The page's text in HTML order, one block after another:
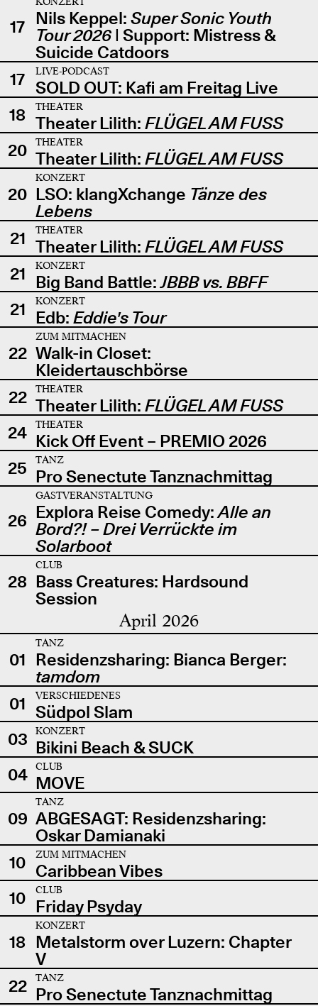
17 Nils Keppel: Super Sonic Youth
Tour 2026| Support: Mistress &
Suicide Catdoors
17
LIVE-PODCAST
SOLD OUT: Kafi am Freitag Live
18
THEATER
Theater Lilith: FLÜGEL AM FUSS
20
THEATER
Theater Lilith: FLÜGEL AM FUSS
20
KONZERT
LSO: klangXchange Tänze des
Lebens
21
THEATER
Theater Lilith: FLÜGEL AM FUSS
21
KONZERT
Big Band Battle:JBBB vs. BBFF
21
KONZERT
Edb: Eddie's Tour
22
ZUM MITMACHEN
Walk-in Closet:
Kleidertauschbörse
22
THEATER
Theater Lilith: FLÜGEL AM FUSS
24
THEATER
Kick Off Event – PREMIO 2026
25
TANZ
Pro Senectute Tanznachmittag
26
GASTVERANSTALTUNG
Explora Reise Comedy:Alle an
Bord?! – Drei Verrückte im
Solarboot
28
CLUB
Bass Creatures: Hardsound
Session
April 2026
01
TANZ
Residenzsharing: Bianca Berger:
tamdom
01
VERSCHIEDENES
Südpol Slam
03
KONZERT
Bikini Beach & SUCK
04
CLUB
MOVE
09
TANZ
ABGESAGT: Residenzsharing:
Oskar Damianaki
10
ZUM MITMACHEN
Caribbean Vibes
10
CLUB
Friday Psyday
18
KONZERT
Metalstorm over Luzern: Chapter
V
22
TANZ
Pro Senectute Tanznachmittag